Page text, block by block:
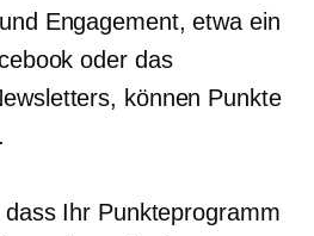
Engagement, etwa ein
oder das
können Punkte
Ihr Punkteprogramm